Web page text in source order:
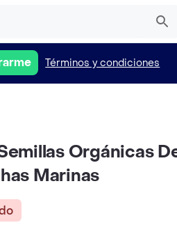
Términos y condiciones
Orgánicas
Marinas